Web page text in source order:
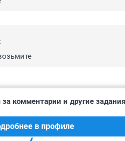
9% не дадут)
комментарии и другие
в профиле